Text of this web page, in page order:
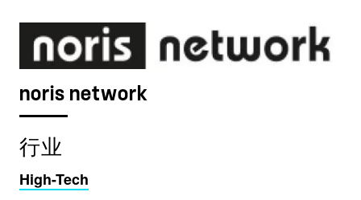
noris network
行业
High-Tech